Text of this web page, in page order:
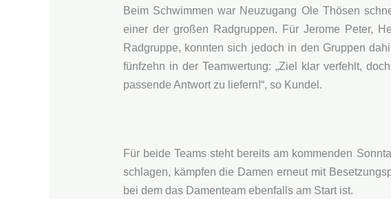
Beim Schwimmen war Neuzugang Ole Thösen
einer der großen Radgruppen. Für Jerome Peter,
Radgruppe, konnten sich jedoch in den Gruppen
fünfzehn in der Teamwertung: „Ziel klar verfehlt,
passende Antwort zu liefern!“, so Kundel.
Für beide Teams steht bereits am kommenden
schlagen, kämpfen die Damen erneut mit
bei dem das Damenteam ebenfalls am Start ist.